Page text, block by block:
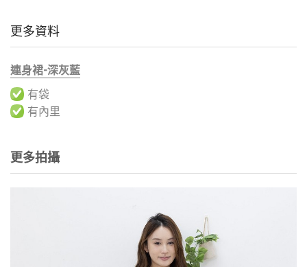
更多資料
連身裙-深灰藍
有袋
有內里
更多拍攝